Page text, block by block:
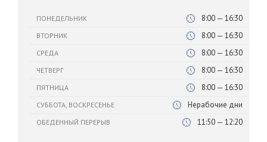
ПОНЕДЕЛЬНИК 8:00 — 16:30
ВТОРНИК 8:00 — 16:30
СРЕДА 8:00 — 16:30
ЧЕТВЕРГ 8:00 — 16:30
ПЯТНИЦА 8:00 — 16:30
СУББОТА, ВОСКРЕСЕНЬЕ Нерабочие дни
ОБЕДЕННЫЙ ПЕРЕРЫВ 11:50 — 12:20